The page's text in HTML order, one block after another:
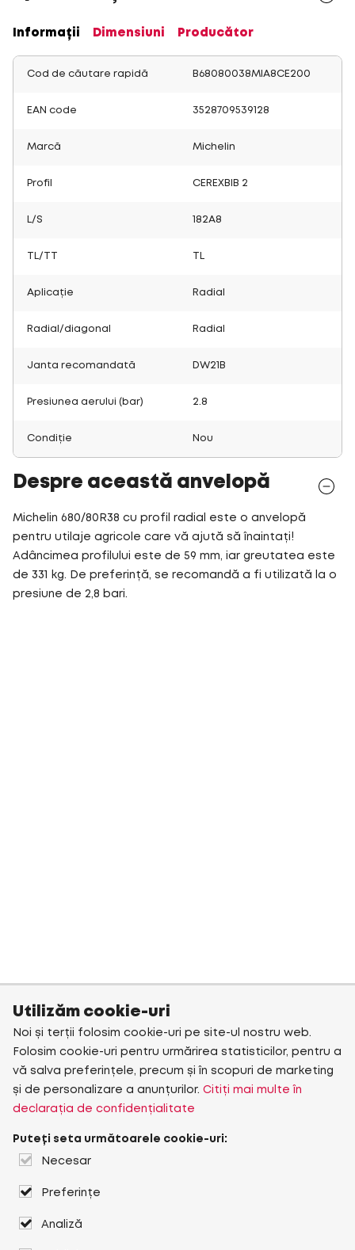
Informații Dimensiuni Producător
Cod de căutare rapidă B68080038MIA8CE200
EAN code 3528709539128
Marcă Michelin
Profil CEREXBIB 2
L/S 182A8
TL/TT
Aplicație Radial
Radial/diagonal Radial
Janta recomandată DW21B
Presiunea aerului (bar) 2.8
Condiție Nou
Despre această anvelopă
Michelin 680/80R38 cu profil radial este o anvelopă
pentru utilaje agricole care vă ajută să înaintați!
Adâncimea profilului este de 59 mm, iar greutatea este
de 331 kg. De preferință, se recomandă a fi utilizată la o
presiune de 2,8 bari.
Utilizăm cookie-uri
Noi și terții folosim cookie-uri pe site-ul nostru web.
Folosim cookie-uri pentru urmărirea statisticilor, pentru a
vă salva preferințele, precum și în scopuri de marketing
și de personalizare a anunțurilor. Citiți mai multe în
declarația de confidențialitate
Puteți seta următoarele cookie-uri:
Necesar
Preferințe
Analiză